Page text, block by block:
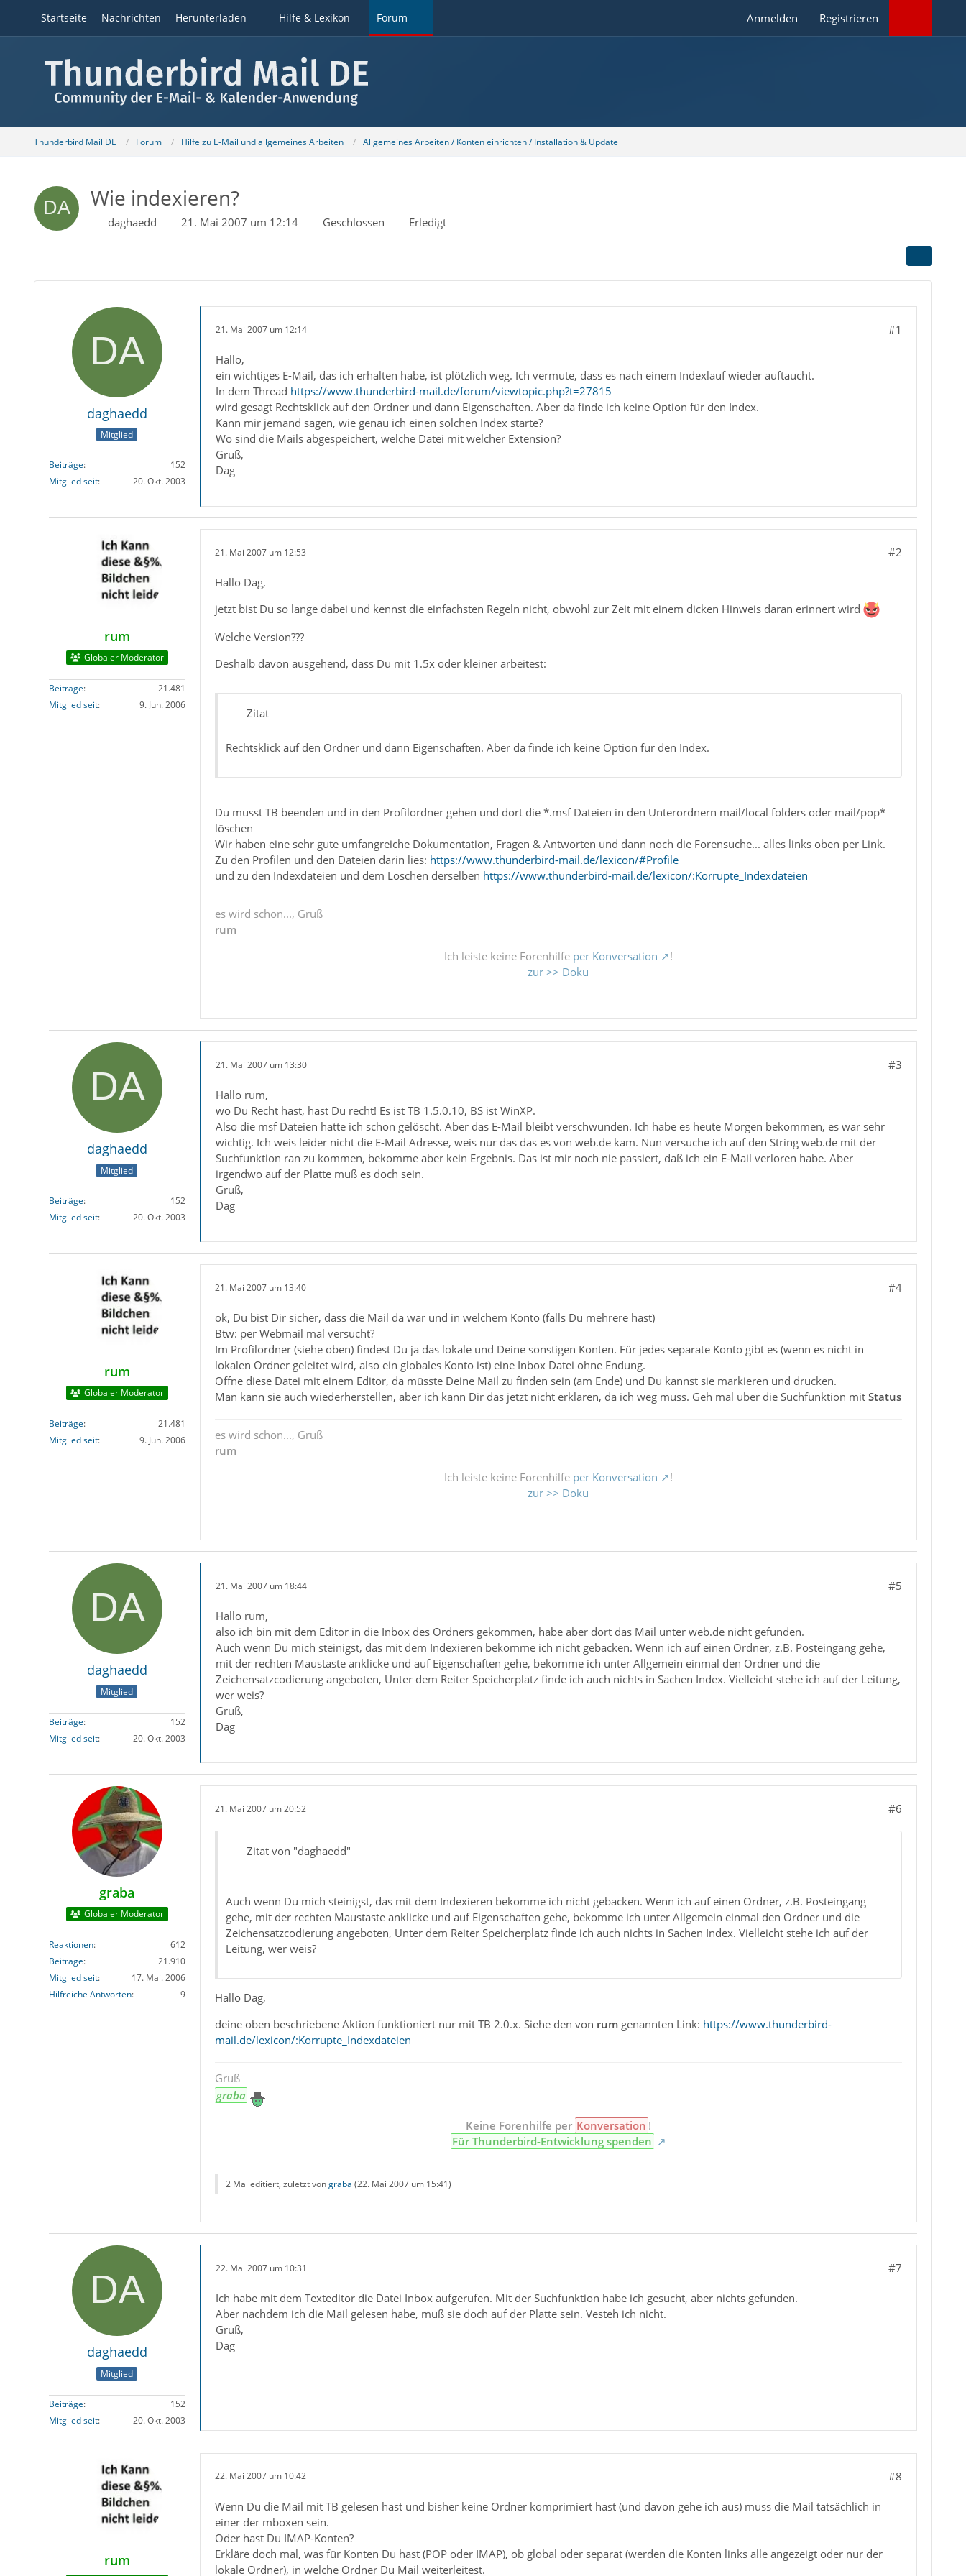
Startseite Nachrichten Herunterladen Hilfe & Lexikon Forum Anmelden Registrieren
Thunderbird Mail DE Forum Hilfe zu E-Mail und allgemeines Arbeiten Allgemeines Arbeiten / Konten einrichten / Installation & Update
Wie indexieren?
daghaedd 21. Mai 2007 um 12:14 Geschlossen Erledigt
daghaedd
Mitglied
Beiträge
152
Mitglied seit
20. Okt. 2003
21. Mai 2007 um 12:14 #1
Hallo,
ein wichtiges E-Mail, das ich erhalten habe, ist plötzlich weg. Ich vermute, dass es nach einem Indexlauf wieder auftaucht.
In dem Thread https://www.thunderbird-mail.de/forum/viewtopic.php?t=27815
wird gesagt Rechtsklick auf den Ordner und dann Eigenschaften. Aber da finde ich keine Option für den Index.
Kann mir jemand sagen, wie genau ich einen solchen Index starte?
Wo sind die Mails abgespeichert, welche Datei mit welcher Extension?
Gruß,
Dag
rum
Globaler Moderator
Beiträge
21.481
Mitglied seit
9. Jun. 2006
21. Mai 2007 um 12:53 #2
Hallo Dag,
jetzt bist Du so lange dabei und kennst die einfachsten Regeln nicht, obwohl zur Zeit mit einem dicken Hinweis daran erinnert wird
Welche Version???
Deshalb davon ausgehend, dass Du mit 1.5x oder kleiner arbeitest:
Zitat
Rechtsklick auf den Ordner und dann Eigenschaften. Aber da finde ich keine Option für den Index.
Du musst TB beenden und in den Profilordner gehen und dort die *.msf Dateien in den Unterordnern mail/local folders oder mail/pop*
löschen
Wir haben eine sehr gute umfangreiche Dokumentation, Fragen & Antworten und dann noch die Forensuche... alles links oben per Link.
Zu den Profilen und den Dateien darin lies: https://www.thunderbird-mail.de/lexicon/#Profile
und zu den Indexdateien und dem Löschen derselben https://www.thunderbird-mail.de/lexicon/:Korrupte_Indexdateien
es wird schon..., Gruß
rum
Ich leiste keine Forenhilfe per Konversation
!
zur >> Doku
daghaedd
Mitglied
Beiträge
152
Mitglied seit
20. Okt. 2003
21. Mai 2007 um 13:30 #3
Hallo rum,
wo Du Recht hast, hast Du recht! Es ist TB 1.5.0.10, BS ist WinXP.
Also die msf Dateien hatte ich schon gelöscht. Aber das E-Mail bleibt verschwunden. Ich habe es heute Morgen bekommen, es war sehr
wichtig. Ich weis leider nicht die E-Mail Adresse, weis nur das das es von web.de kam. Nun versuche ich auf den String web.de mit der
Suchfunktion ran zu kommen, bekomme aber kein Ergebnis. Das ist mir noch nie passiert, daß ich ein E-Mail verloren habe. Aber
irgendwo auf der Platte muß es doch sein.
Gruß,
Dag
rum
Globaler Moderator
Beiträge
21.481
Mitglied seit
9. Jun. 2006
21. Mai 2007 um 13:40 #4
ok, Du bist Dir sicher, dass die Mail da war und in welchem Konto (falls Du mehrere hast)
Btw: per Webmail mal versucht?
Im Profilordner (siehe oben) findest Du ja das lokale und Deine sonstigen Konten. Für jedes separate Konto gibt es (wenn es nicht in
lokalen Ordner geleitet wird, also ein globales Konto ist) eine Inbox Datei ohne Endung.
Öffne diese Datei mit einem Editor, da müsste Deine Mail zu finden sein (am Ende) und Du kannst sie markieren und drucken.
Man kann sie auch wiederherstellen, aber ich kann Dir das jetzt nicht erklären, da ich weg muss. Geh mal über die Suchfunktion mit Status
es wird schon..., Gruß
rum
Ich leiste keine Forenhilfe per Konversation
!
zur >> Doku
daghaedd
Mitglied
Beiträge
152
Mitglied seit
20. Okt. 2003
21. Mai 2007 um 18:44 #5
Hallo rum,
also ich bin mit dem Editor in die Inbox des Ordners gekommen, habe aber dort das Mail unter web.de nicht gefunden.
Auch wenn Du mich steinigst, das mit dem Indexieren bekomme ich nicht gebacken. Wenn ich auf einen Ordner, z.B. Posteingang gehe,
mit der rechten Maustaste anklicke und auf Eigenschaften gehe, bekomme ich unter Allgemein einmal den Ordner und die
Zeichensatzcodierung angeboten, Unter dem Reiter Speicherplatz finde ich auch nichts in Sachen Index. Vielleicht stehe ich auf der Leitung,
wer weis?
Gruß,
Dag
graba
Globaler Moderator
Reaktionen
612
Beiträge
21.910
Mitglied seit
17. Mai. 2006
Hilfreiche Antworten
9
21. Mai 2007 um 20:52 #6
Zitat von "daghaedd"
Auch wenn Du mich steinigst, das mit dem Indexieren bekomme ich nicht gebacken. Wenn ich auf einen Ordner, z.B. Posteingang
gehe, mit der rechten Maustaste anklicke und auf Eigenschaften gehe, bekomme ich unter Allgemein einmal den Ordner und die
Zeichensatzcodierung angeboten, Unter dem Reiter Speicherplatz finde ich auch nichts in Sachen Index. Vielleicht stehe ich auf der
Leitung, wer weis?
Hallo Dag,
deine oben beschriebene Aktion funktioniert nur mit TB 2.0.x. Siehe den von rumgenannten Link: https://www.thunderbird-
mail.de/lexicon/:Korrupte_Indexdateien
Gruß
graba
Keine Forenhilfe per Konversation !
Für Thunderbird-Entwicklung spenden
2 Mal editiert, zuletzt vongraba (22. Mai 2007 um 15:41)
daghaedd
Mitglied
Beiträge
152
Mitglied seit
20. Okt. 2003
22. Mai 2007 um 10:31 #7
Ich habe mit dem Texteditor die Datei Inbox aufgerufen. Mit der Suchfunktion habe ich gesucht, aber nichts gefunden.
Aber nachdem ich die Mail gelesen habe, muß sie doch auf der Platte sein. Vesteh ich nicht.
Gruß,
Dag
rum
22. Mai 2007 um 10:42 #8
Wenn Du die Mail mit TB gelesen hast und bisher keine Ordner komprimiert hast (und davon gehe ich aus) muss die Mail tatsächlich in
einer der mboxen sein.
Oder hast Du IMAP-Konten?
Erkläre doch mal, was für Konten Du hast (POP oder IMAP), ob global oder separat (werden die Konten links alle angezeigt oder nur der
lokale Ordner), in welche Ordner Du Mail weiterleitest.